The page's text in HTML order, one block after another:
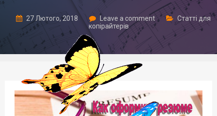
27 Лютого, 2018 Leave a comment
Статті для
копірайтерів